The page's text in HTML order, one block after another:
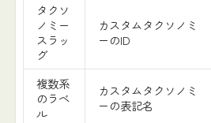
タクソ
ノミー
スラッ
グ
カスタムタクソノミ
ーのID
複数系
のラベ
ル
カスタムタクソノミ
ーの表記名